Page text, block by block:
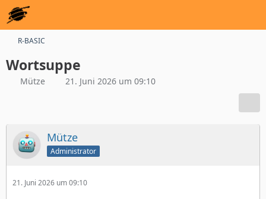
R-BASIC
Wortsuppe
Mütze 21. Juni 2026 um 09:10
Mütze
Administrator
21. Juni 2026 um 09:10